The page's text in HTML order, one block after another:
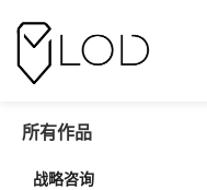
所有作品
战略咨询